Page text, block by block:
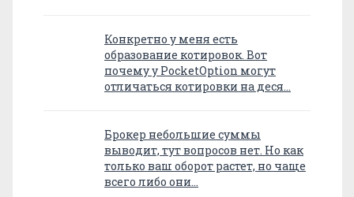
Конкретно у меня есть
образование котировок. Вот
почему у PocketOption могут
отличаться котировки на деся…
Брокер небольшие суммы
выводит, тут вопросов нет. Но как
только ваш оборот растет, но чаще
всего либо они…